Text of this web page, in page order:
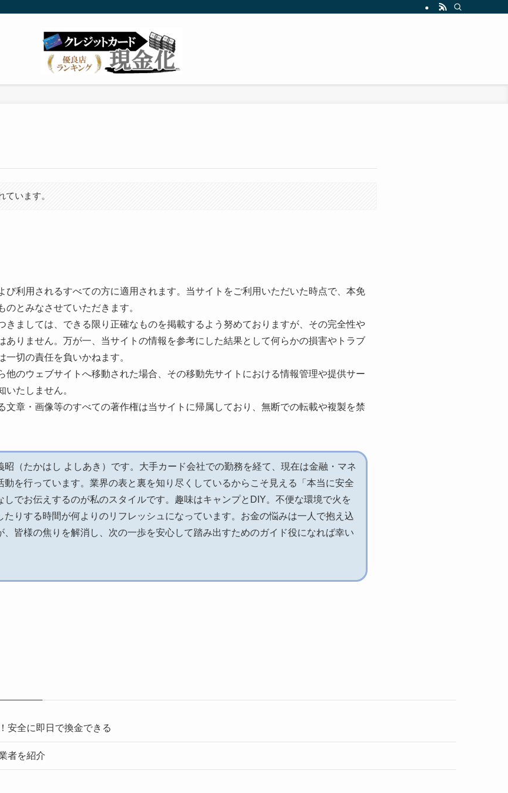
います。
び利用されるすべての方に適用されます。当サイトをご利用いただいた時点で、本免
とみなさせていただきます。
きましては、できる限り正確なものを掲載するよう努めておりますが、その完全性や
ありません。万が一、当サイトの情報を参考にした結果として何らかの損害やトラブ
切の責任を負いかねます。
他のウェブサイトへ移動された場合、その移動先サイトにおける情報管理や提供サー
いたしません。
文章・画像等のすべての著作権は当サイトに帰属しており、無断での転載や複製を禁
昭（たかはし よしあき）です。大手カード会社での勤務を経て、現在は金融・マネ
動を行っています。業界の表と裏を知り尽くしているからこそ見える「本当に安全
しでお伝えするのが私のスタイルです。趣味はキャンプとDIY。不便な環境で火を
たりする時間が何よりのリフレッシュになっています。お金の悩みは一人で抱え込
、皆様の焦りを解消し、次の一歩を安心して踏み出すためのガイド役になれば幸い
安全に即日で換金できる
者を紹介